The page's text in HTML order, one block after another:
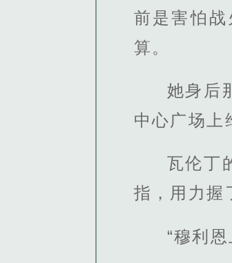
前是害怕
算。
她身后
中心广场上
瓦伦丁
指，用力握
“穆利